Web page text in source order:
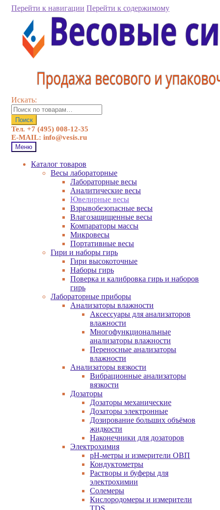
Перейти к навигации Перейти к содержимому
Искать:
Поиск
Тел. +7 (495) 008-12-35
E-MAIL: info@vesis.ru
Меню
Каталог товаров
Весы лабораторные
Лабораторные весы
Аналитические весы
Ювелирные весы
Взрывобезопасные весы
Влагозащищенные весы
Компараторы массы
Микровесы
Портативные весы
Гири и наборы гирь
Гири высокоточные
Наборы гирь
Поверка и калибровка гирь и наборов
гирь
Лабораторные приборы
Анализаторы влажности
Аксессуары для анализаторов
влажности
Многофункциональные
анализаторы влажности
Переносные анализаторы
влажности
Анализаторы вязкости
Вибрационные анализаторы
вязкости
Дозаторы
Дозаторы механические
Дозаторы электронные
Дозирование больших объёмов
жидкости
Наконечники для дозаторов
Электрохимия
pH-метры и измерители ОВП
Кондуктометры
Растворы и буферы для
электрохимии
Солемеры
Кислородомеры и измерители
TDS